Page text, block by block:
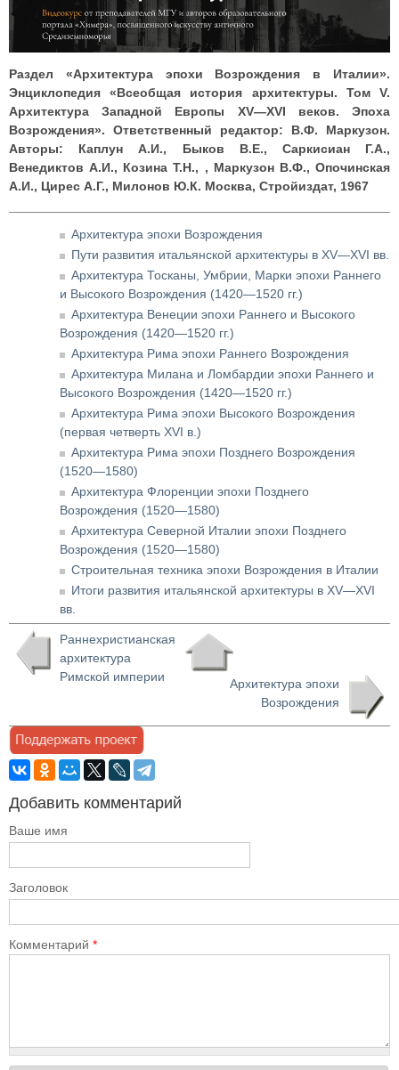
Раздел «Архитектура эпохи Возрождения в Италии».
Энциклопедия «Всеобщая история архитектуры. Том V.
Архитектура Западной Европы XV—XVI веков. Эпоха
Возрождения». Ответственный редактор: В.Ф. Маркузон.
Авторы: Каплун А.И., Быков В.Е., Саркисиан Г.А.,
Венедиктов А.И., Козина Т.Н., , Маркузон В.Ф., Опочинская
А.И., Цирес А.Г., Милонов Ю.К. Москва, Стройиздат, 1967
Архитектура эпохи Возрождения
Пути развития итальянской архитектуры в XV—XVI вв.
Архитектура Тосканы, Умбрии, Марки эпохи Раннего
и Высокого Возрождения (1420—1520 гг.)
Архитектура Венеции эпохи Раннего и Высокого
Возрождения (1420—1520 гг.)
Архитектура Рима эпохи Раннего Возрождения
Архитектура Милана и Ломбардии эпохи Раннего и
Высокого Возрождения (1420—1520 гг.)
Архитектура Рима эпохи Высокого Возрождения
(первая четверть XVI в.)
Архитектура Рима эпохи Позднего Возрождения
(1520—1580)
Архитектура Флоренции эпохи Позднего
Возрождения (1520—1580)
Архитектура Северной Италии эпохи Позднего
Возрождения (1520—1580)
Строительная техника эпохи Возрождения в Италии
Итоги развития итальянской архитектуры в XV—XVI
вв.
Раннехристианская
архитектура
Римской империи
Архитектура эпохи
Возрождения
Добавить комментарий
Ваше имя
Заголовок
Комментарий *